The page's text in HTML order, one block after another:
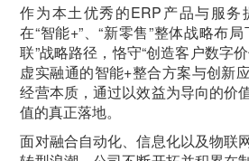
作为本土优秀的ERP产品与服务
在“智能+”、“新零售”整体战略布
联”战略路径，恪守“创造客户数字
虚实融通的智能+整合方案与创新
经营本质，通过以效益为导向的价
值的真正落地。
面对融合自动化、信息化以及物联